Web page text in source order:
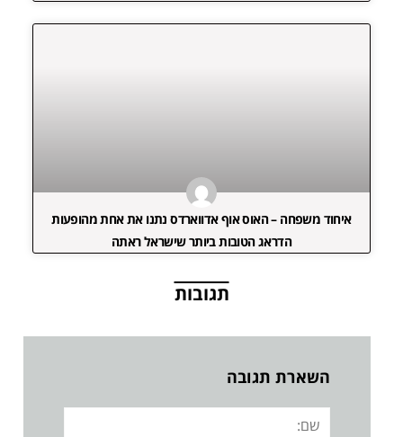
איחוד משפחה – האוס אוף אדווארדס נתנו את אחת מהופעות
הדראג הטובות ביותר שישראל ראתה
תגובות
השארת תגובה
שם: